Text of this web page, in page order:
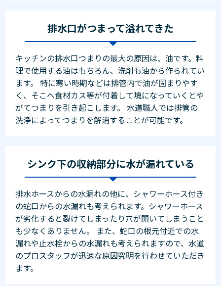
排水口がつまって溢れてきた
キッチンの排水口つまりの最大の原因は、油です。料
理で使用する油はもちろん、洗剤も油から作られてい
ます。 特に寒い時期などは排管内で油が固まりやす
く、そこへ食材カス等が付着して塊になっていくとや
がてつまりを引き起こします。 水道職人では排管の
洗浄によってつまりを解消することが可能です。
シンク下の収納部分に水が漏れている
排水ホースからの水漏れの他に、シャワーホース付き
の蛇口からの水漏れも考えられます。シャワーホース
が劣化すると裂けてしまったり穴が開いてしまうこと
も少なくありません。 また、蛇口の根元付近での水
漏れや止水栓からの水漏れも考えられますので、水道
のプロスタッフが迅速な原因究明を行わせていただき
ます。